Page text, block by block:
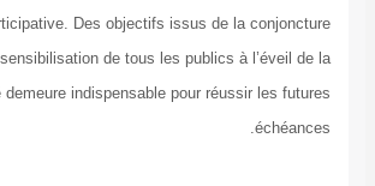
démocratie participative. Des objectifs issus de la
elle-même où la sensibilisation de tous les publics à
citoyenneté demeure indispensable pour